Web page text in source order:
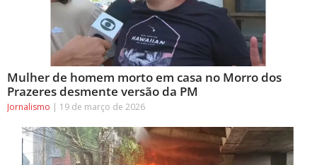
Mulher de homem morto em casa no Morro dos
Prazeres desmente versão da PM
Jornalismo 19 de março de 2026